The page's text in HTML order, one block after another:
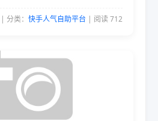
分类： 快手人气自助平台 | 阅读 712